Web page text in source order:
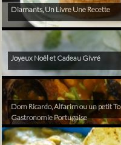
Diamants, Un Livre Une Recette
Joyeux Noël et Cadeau Givré
Dom Ricardo, Alfarim ou un petit
Gastronomie Portugaise